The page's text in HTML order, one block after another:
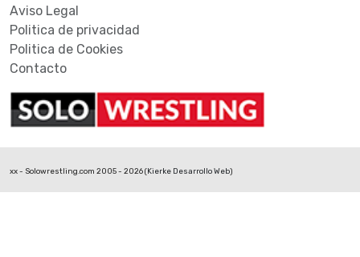
Aviso Legal
Politica de privacidad
Politica de Cookies
Contacto
xx - Solowrestling.com 2005 - 2026 (Kierke Desarrollo Web)